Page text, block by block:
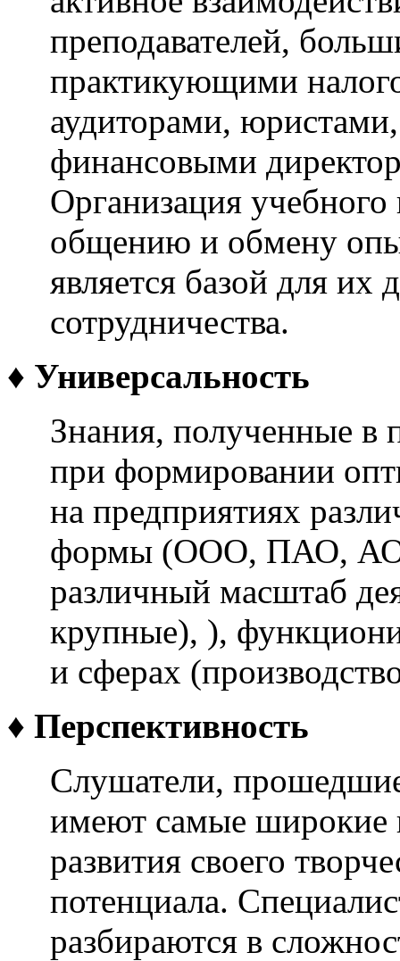
преподавателей,
практикующими
аудиторами,
финансовыми
Организация учебного
общению и обмену
является базой для их
сотрудничества.
♦ Универсальность
Знания, полученные в
при формировании
на предприятиях
формы (ООО, ПАО,
различный масштаб
крупные), ),
и сферах
♦ Перспективность
Слушатели,
имеют самые широкие
развития своего
потенциала.
разбираются в